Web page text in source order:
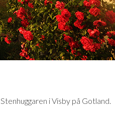
i Visby på Gotland.